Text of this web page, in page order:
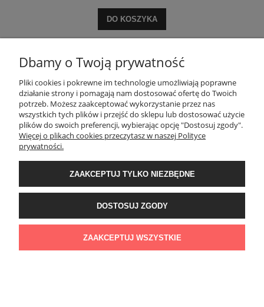
DO KOSZYKA
Dbamy o Twoją prywatność
Pliki cookies i pokrewne im technologie umożliwiają poprawne
działanie strony i pomagają nam dostosować ofertę do Twoich
potrzeb. Możesz zaakceptować wykorzystanie przez nas
wszystkich tych plików i przejść do sklepu lub dostosować użycie
plików do swoich preferencji, wybierając opcję "Dostosuj zgody".
Więcej o plikach cookies przeczytasz w naszej Polityce
prywatności.
ZAAKCEPTUJ TYLKO NIEZBĘDNE
DOSTOSUJ ZGODY
ZAAKCEPTUJ WSZYSTKIE